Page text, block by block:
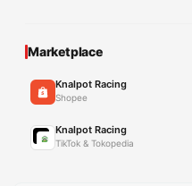
Marketplace
Knalpot Racing
Shopee
Knalpot Racing
TikTok & Tokopedia